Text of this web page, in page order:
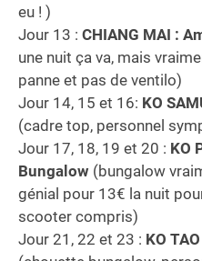
eu ! )
Jour 13 : CHIANG MAI :
une nuit ça va, mais
panne et pas de ventilo)
Jour 14, 15 et 16: KO
(cadre top, personnel
Jour 17, 18, 19 et 20 : KO
Bungalow (bungalow
génial pour 13€ la nuit
scooter compris)
Jour 21, 22 et 23 : KO